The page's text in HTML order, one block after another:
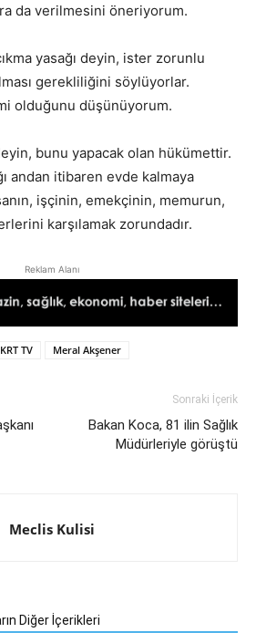
da verilmesini öneriyorum.
yasağı deyin, ister zorunlu
gerekliliğini söylüyorlar.
olduğunu düşünüyorum.
bunu yapacak olan hükümettir.
andan itibaren evde kalmaya
işçinin, emekçinin, memurun,
karşılamak zorundadır.
Reklam Alanı
KRT TV Meral Akşener
Sonraki İçerik
Bakan Koca, 81 ilin Sağlık
Müdürleriyle görüştü
Meclis Kulisi
Diğer İçerikleri